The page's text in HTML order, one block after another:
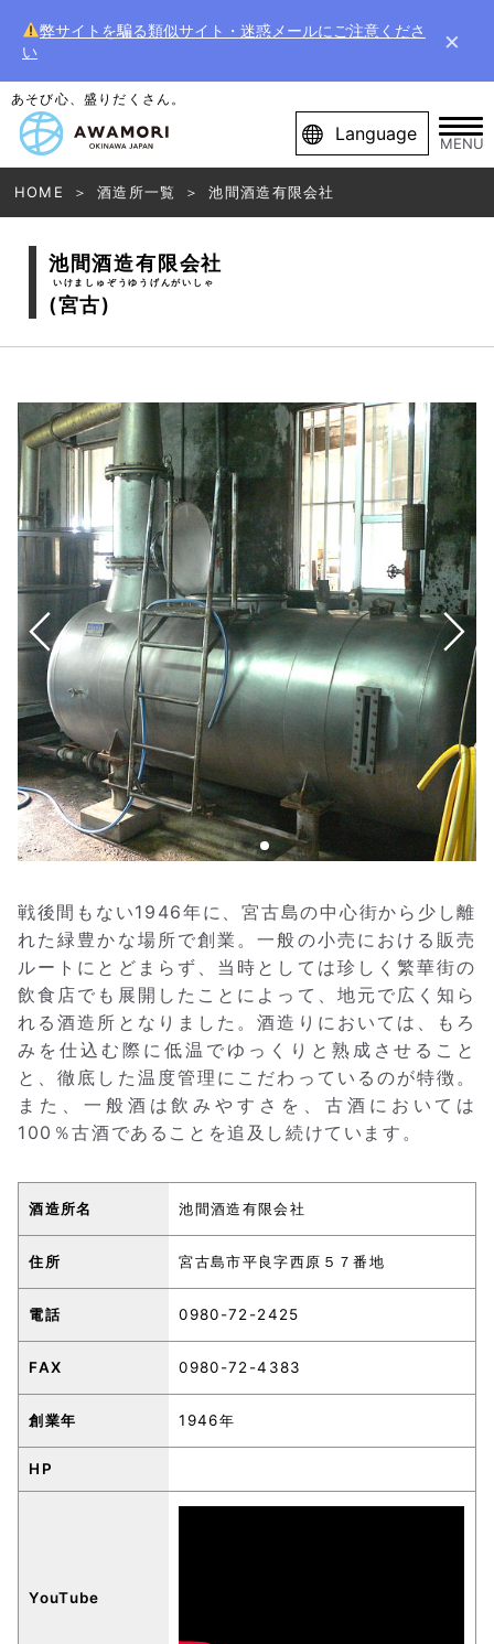
弊サイトを騙る類似サイト・迷惑メールにご注意くださ
い
×
あそび心、盛りだくさん。
Language MENU
HOME 酒造所一覧 池間酒造有限会社
池間酒造有限会社
いけましゅぞうゆうげんがいしゃ
(宮古)
戦後間もない1946年に、宮古島の中心街から少し離
れた緑豊かな場所で創業。一般の小売における販売
ルートにとどまらず、当時としては珍しく繁華街の
飲食店でも展開したことによって、地元で広く知ら
れる酒造所となりました。酒造りにおいては、もろ
みを仕込む際に低温でゆっくりと熟成させること
と、徹底した温度管理にこだわっているのが特徴。
また、一般酒は飲みやすさを、古酒においては
100％古酒であることを追及し続けています。
酒造所名 池間酒造有限会社
住所 宮古島市平良字西原５７番地
電話 0980-72-2425
FAX 0980-72-4383
創業年 1946年
HP
YouTube